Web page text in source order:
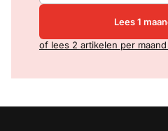
Lees 1
of lees 2 artikelen per